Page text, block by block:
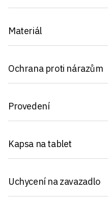
Materiál
Ochrana proti nárazům
Provedení
Kapsa na tablet
Uchycení na zavazadlo